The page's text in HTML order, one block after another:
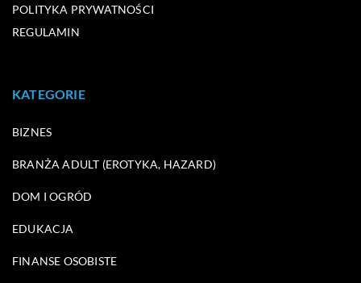
POLITYKA PRYWATNOŚCI
REGULAMIN
KATEGORIE
BIZNES
BRANŻA ADULT (EROTYKA, HAZARD)
DOM I OGRÓD
EDUKACJA
FINANSE OSOBISTE